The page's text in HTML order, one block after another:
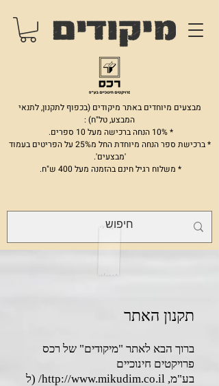
מבצעים מיוחדים באתר מיקודים (בכפוף לתקנון, לתנאי
המבצע, טל"ח) :
* 10% הנחה ברכישה מעל 10 ספרים.
* ברכישת ספר הנחה מיוחדת החל מ25% על הפריטים בעמוד
'מבצעים'.
* משלוח רגיל חינם בהזמנה מעל 400 ש"ח.
תקנון האתר
ברוך הבא לאתר "מיקודים" של רכס
פרויקטים חינוכיים
בע"מ, http://www.mikudim.co.il/ (ל